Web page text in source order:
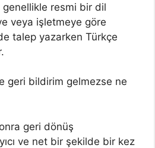
resmi bir dil
veya işletmeye göre
talep yazarken Türkçe
geri bildirim gelmezse ne
geri dönüş
ve net bir şekilde bir kez